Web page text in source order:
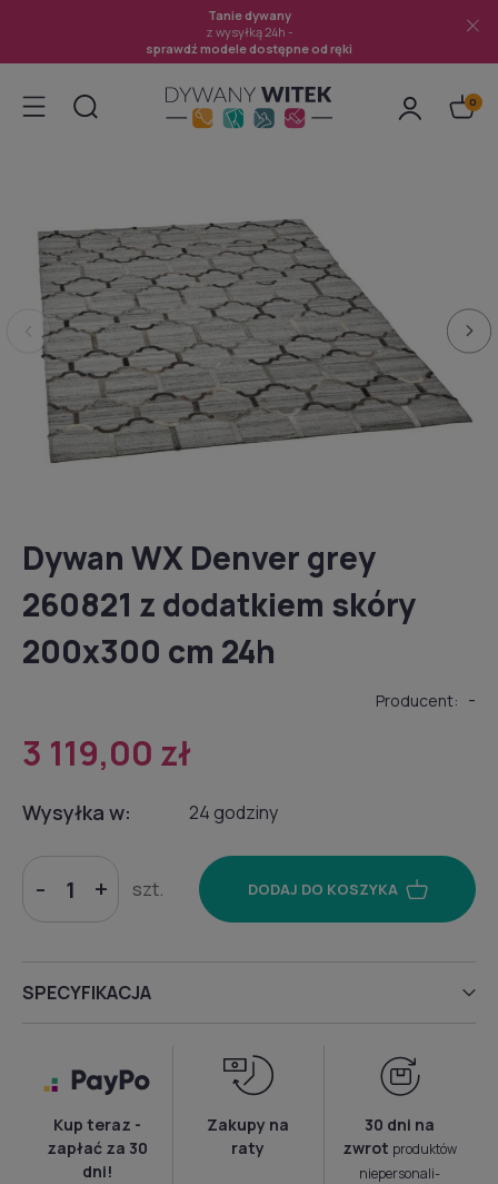
Tanie dywany
z wysyłką 24h -
sprawdź modele dostępne od ręki
Dywan WX Denver grey
260821 z dodatkiem skóry
200x300 cm 24h
Producent: -
3 119,00 zł
Wysyłka w: 24 godziny
- + szt. DODAJ DO KOSZYKA
SPECYFIKACJA
Kup teraz -
zapłać za 30
dni!
Zakupy na
raty
30 dni na
zwrot produktów
niepersonali­